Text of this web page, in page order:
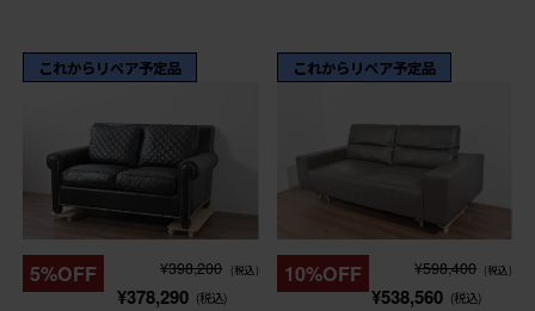
これからリペア予定品
5%OFF ¥398,200 (税込)
¥378,290 (税込)
これからリペア予定品
10%OFF ¥598,400 (税込)
¥538,560 (税込)